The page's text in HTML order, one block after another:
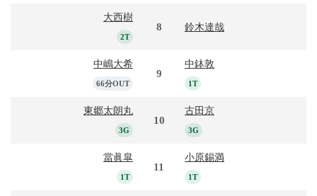
大西樹
2T
8 鈴木達哉
中嶋大希
66分OUT
9
中鉢敦
1T
東郷太朗丸
3G
10
古田京
3G
當眞皐
1T
11
小原錫満
1T